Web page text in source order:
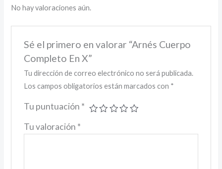
No hay valoraciones aún.
Sé el primero en valorar “Arnés Cuerpo
Completo En X”
Tu dirección de correo electrónico no será publicada.
Los campos obligatorios están marcados con *
Tu puntuación *
Tu valoración *